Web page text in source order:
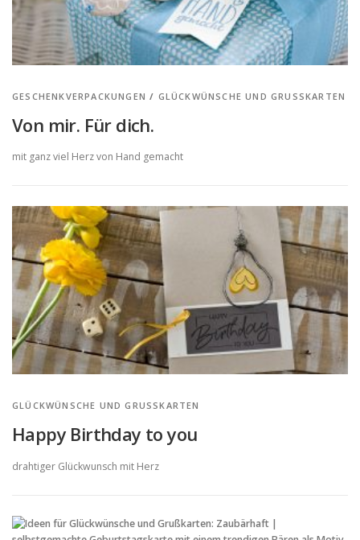
GESCHENKVERPACKUNGEN / GLÜCKWÜNSCHE UND GRUSSKARTEN
Von mir. Für dich.
mit ganz viel Herz von Hand gemacht
GLÜCKWÜNSCHE UND GRUSSKARTEN
Happy Birthday to you
drahtiger Glückwunsch mit Herz